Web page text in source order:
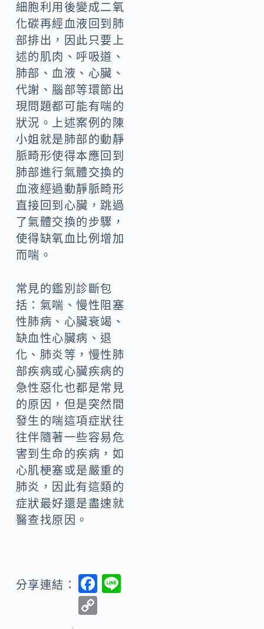
細胞利用後變成二氧
化碳再經血液回到肺
部排出，因此只要上
述的肌肉、呼吸道、
肺部、血液、心臟、
代謝、腦部等環節出
現問題都可能有喘的
狀況。上述案例的陳
小姐就是肺部的動靜
脈畸形使得本應回到
肺部進行氣體交換的
血液經過動靜脈畸形
直接回到心臟，跳過
了氣體交換的步驟，
使得缺氧血比例增加
而喘。
常見的鑑別診斷包
括：氣喘、慢性阻塞
性肺病、心臟衰竭、
缺血性心臟病、退
化、肺炎等，慢性肺
部疾病或心臟疾病的
急性惡化也都是常見
的原因，但是突然間
發生的喘這項症狀往
往伴隨著一些容易危
害到生命的疾病，如
心肌梗塞或是嚴重的
肺炎，因此有這類的
症狀最好還是盡速就
醫查找原因。
分享連結：
F